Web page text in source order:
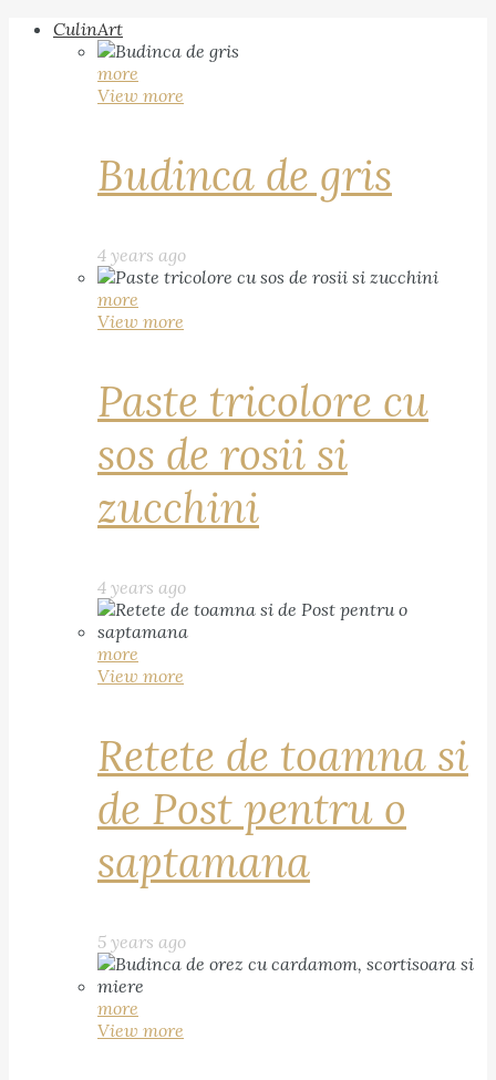
CulinArt
more
View more
Budinca de gris
4 years ago
more
View more
Paste tricolore cu
sos de rosii si
zucchini
4 years ago
more
View more
Retete de toamna si
de Post pentru o
saptamana
5 years ago
more
View more